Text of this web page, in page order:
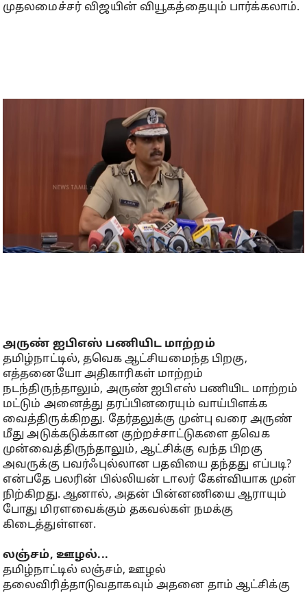
முதலமைச்சர் விஜயின் வியூகத்தையும் பார்க்கலாம்.
அருண் ஐபிஎஸ் பணியிட மாற்றம்
தமிழ்நாட்டில், தவெக ஆட்சியமைந்த பிறகு,
எத்தனையோ அதிகாரிகள் மாற்றம்
நடந்திருந்தாலும், அருண் ஐபிஎஸ் பணியிட மாற்றம்
மட்டும் அனைத்து தரப்பினரையும் வாய்பிளக்க
வைத்திருக்கிறது. தேர்தலுக்கு முன்பு வரை அருண்
மீது அடுக்கடுக்கான குற்றச்சாட்டுகளை தவெக
முன்வைத்திருந்தாலும், ஆட்சிக்கு வந்த பிறகு
அவருக்கு பவர்ஃபுல்லான பதவியை தந்தது எப்படி?
என்பதே பலரின் பில்லியன் டாலர் கேள்வியாக முன்
நிற்கிறது. ஆனால், அதன் பின்னணியை ஆராயும்
போது மிரளவைக்கும் தகவல்கள் நமக்கு
கிடைத்துள்ளன.
லஞ்சம், ஊழல்...
தமிழ்நாட்டில் லஞ்சம், ஊழல்
தலைவிரித்தாடுவதாகவும் அதனை தாம் ஆட்சிக்கு